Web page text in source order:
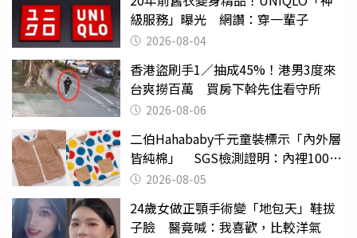
級服務」曝光 網讚：穿一輩子
2026-08-04
香港盜刷手1／抽成45%！港男3度來
台爽撈百萬 買房下斡先住看守所
2026-08-06
二伯Hahababy千元童裝標示「內外層
皆純棉」 SGS檢測證明：內裡100%
聚酯纖維
2026-08-05
24歲女做正顎手術變「地包天」鞋拔
子臉 醫竟喊：我喜歡，比較洋氣